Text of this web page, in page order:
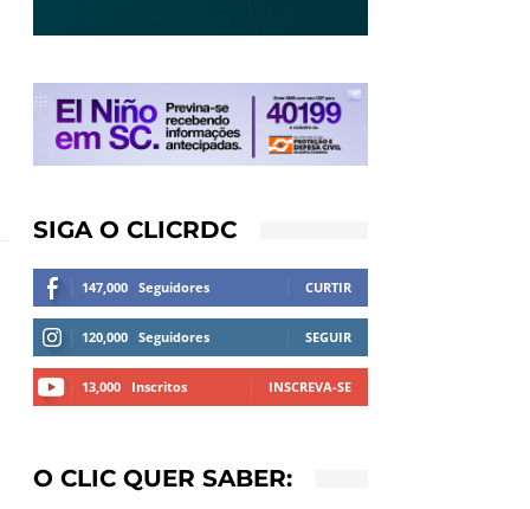
SIGA O CLICRDC
147,000 Seguidores CURTIR
120,000 Seguidores SEGUIR
13,000 Inscritos INSCREVA-SE
O CLIC QUER SABER: